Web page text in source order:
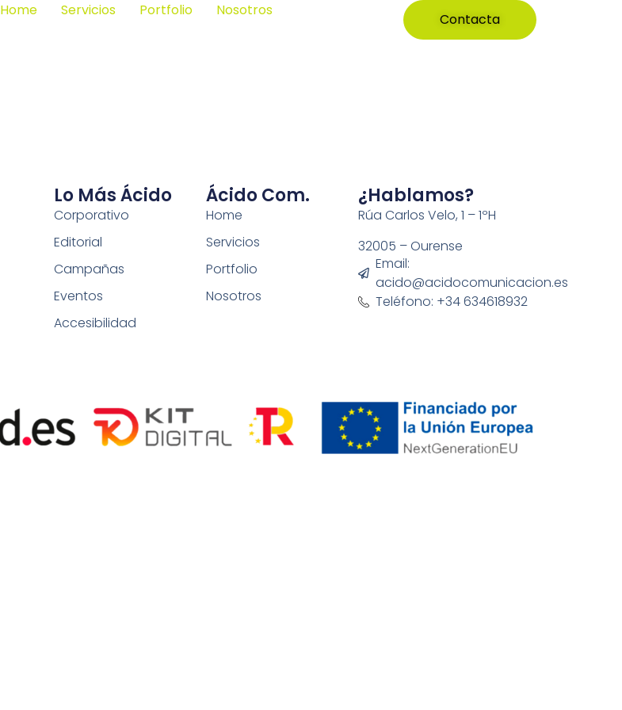
Home Servicios Portfolio Nosotros
Contacta
Lo Más Ácido
Corporativo
Editorial
Campañas
Eventos
Accesibilidad
Ácido Com.
Home
Servicios
Portfolio
Nosotros
¿Hablamos?
Rúa Carlos Velo, 1 – 1ºH
32005 – Ourense
Email:
acido@acidocomunicacion.es
Teléfono: +34 634618932